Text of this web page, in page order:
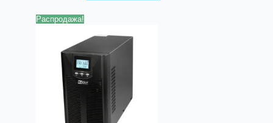
Распродажа!